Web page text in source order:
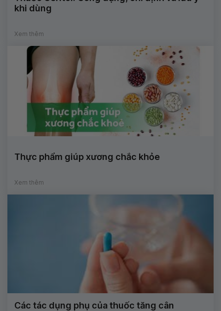
khi dùng
Xem thêm
Thực phẩm giúp xương chắc khỏe
Xem thêm
Các tác dụng phụ của thuốc tăng cân